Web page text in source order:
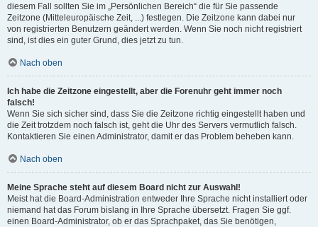
diesem Fall sollten Sie im „Persönlichen Bereich“ die für Sie passende
Zeitzone (Mitteleuropäische Zeit, ...) festlegen. Die Zeitzone kann dabei nur
von registrierten Benutzern geändert werden. Wenn Sie noch nicht registriert
sind, ist dies ein guter Grund, dies jetzt zu tun.
Nach oben
Ich habe die Zeitzone eingestellt, aber die Forenuhr geht immer noch
falsch!
Wenn Sie sich sicher sind, dass Sie die Zeitzone richtig eingestellt haben und
die Zeit trotzdem noch falsch ist, geht die Uhr des Servers vermutlich falsch.
Kontaktieren Sie einen Administrator, damit er das Problem beheben kann.
Nach oben
Meine Sprache steht auf diesem Board nicht zur Auswahl!
Meist hat die Board-Administration entweder Ihre Sprache nicht installiert oder
niemand hat das Forum bislang in Ihre Sprache übersetzt. Fragen Sie ggf.
einen Board-Administrator, ob er das Sprachpaket, das Sie benötigen,